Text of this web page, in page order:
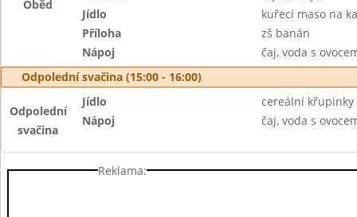
Oběd
Jídlo
kuřecí maso na
Příloha
zš banán
Nápoj
čaj, voda s
Odpolední svačina (15:00 - 16:00)
Odpolední
svačina
Jídlo
cereální křupinky
Nápoj
čaj, voda s
Reklama: